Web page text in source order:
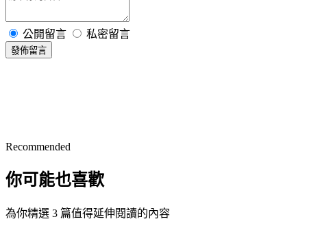
公開留言 私密留言
發佈留言
Recommended
你可能也喜歡
為你精選 3 篇值得延伸閱讀的內容